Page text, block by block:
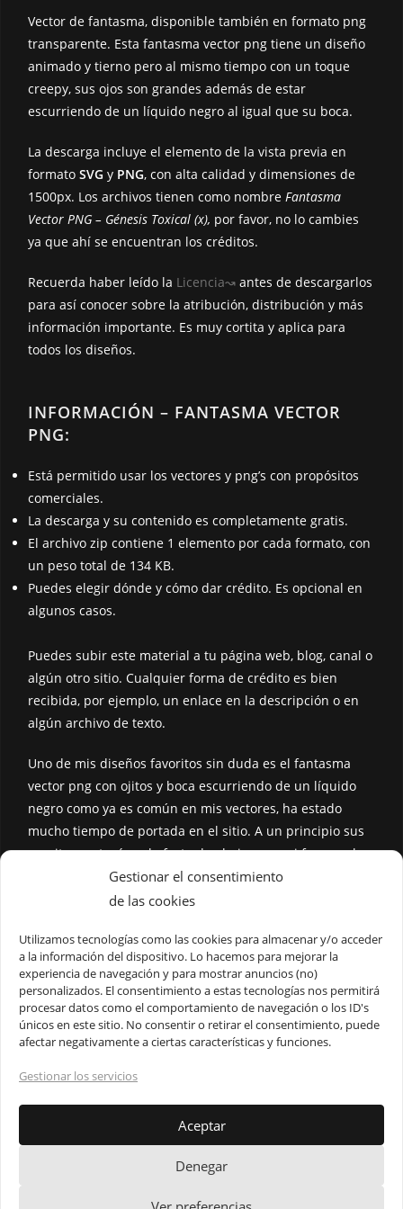
Gestionar el consentimiento
de las cookies
Utilizamos tecnologías como las cookies para almacenar y/o acceder
a la información del dispositivo. Lo hacemos para mejorar la
experiencia de navegación y para mostrar anuncios (no)
personalizados. El consentimiento a estas tecnologías nos permitirá
procesar datos como el comportamiento de navegación o los ID's
únicos en este sitio. No consentir o retirar el consentimiento, puede
afectar negativamente a ciertas características y funciones.
Gestionar los servicios
Aceptar
Denegar
Vector de fantasma, disponible también en formato png
transparente. Esta fantasma vector png tiene un diseño
animado y tierno pero al mismo tiempo con un toque
creepy, sus ojos son grandes además de estar
escurriendo de un líquido negro al igual que su boca.
La descarga incluye el elemento de la vista previa en
formato SVG y PNG, con alta calidad y dimensiones de
1500px. Los archivos tienen como nombre Fantasma
Vector PNG – Génesis Toxical (x), por favor, no lo cambies
ya que ahí se encuentran los créditos.
Recuerda haber leído la Licencia↝ antes de descargarlos
para así conocer sobre la atribución, distribución y más
información importante. Es muy cortita y aplica para
todos los diseños.
INFORMACIÓN – FANTASMA VECTOR
PNG:
Está permitido usar los vectores y png’s con propósitos
comerciales.
La descarga y su contenido es completamente gratis.
El archivo zip contiene 1 elemento por cada formato, con
un peso total de 134 KB.
Puedes elegir dónde y cómo dar crédito. Es opcional en
algunos casos.
Puedes subir este material a tu página web, blog, canal o
algún otro sitio. Cualquier forma de crédito es bien
recibida, por ejemplo, un enlace en la descripción o en
algún archivo de texto.
Uno de mis diseños favoritos sin duda es el fantasma
vector png con ojitos y boca escurriendo de un líquido
negro como ya es común en mis vectores, ha estado
mucho tiempo de portada en el sitio. A un principio sus
manitas no tenían el efecto de abajo como si fueran alas,
la intención es que parezca tener una manta encima. Me
da mucha ternura y quise darle un toque más creepy a
Hice estos diseños en el 2017. Originalmente no estaban
en formato vectorial, así que las creé de nuevo y de
mejor calidad. Dando clicaquípuedes ver la previa
anterior.
Aviso de Privacidad
Política de Cookies